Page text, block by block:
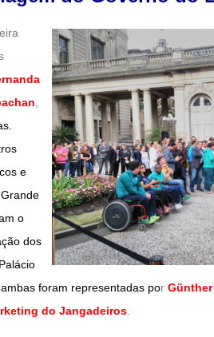
e
o
dos
foram representadas por
do Jangadeiros